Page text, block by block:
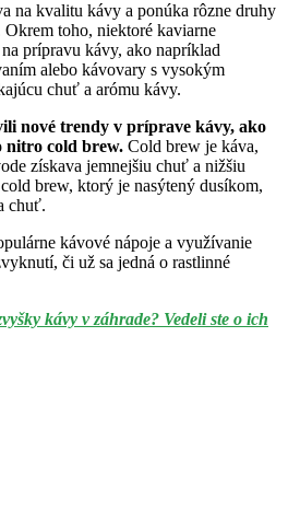
na kvalitu kávy a ponúka rôzne druhy
toho, niektoré kaviarne
prípravu kávy, ako napríklad
alebo kávovary s vysokým
chuť a arómu kávy.
nové trendy v príprave kávy, ako
nitro cold brew. Cold brew je káva,
získava jemnejšiu chuť a nižšiu
brew, ktorý je nasýtený dusíkom,
chuť.
kávové nápoje a využívanie
či už sa jedná o rastlinné
kávy v záhrade? Vedeli ste o ich